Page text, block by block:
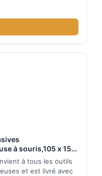
à souris,105 x 152
différents
à tous les outils
et est livré avec